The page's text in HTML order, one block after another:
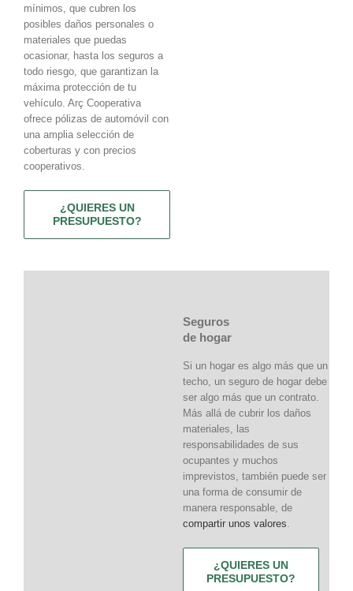
mínimos, que cubren los
posibles daños personales o
materiales que puedas
ocasionar, hasta los seguros a
todo riesgo, que garantizan la
máxima protección de tu
vehículo. Arç Cooperativa
ofrece pólizas de automóvil con
una amplia selección de
coberturas y con precios
cooperativos.
¿QUIERES UN
PRESUPUESTO?
Seguros
de hogar
Si un hogar es algo más que un
techo, un seguro de hogar debe
ser algo más que un contrato.
Más allá de cubrir los daños
materiales, las
responsabilidades de sus
ocupantes y muchos
imprevistos, también puede ser
una forma de consumir de
manera responsable, de
compartir unos valores
¿QUIERES UN
PRESUPUESTO?